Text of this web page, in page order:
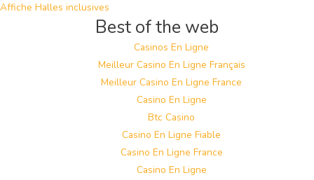
Affiche Halles inclusives
Best of the web
Casinos En Ligne
Meilleur Casino En Ligne Français
Meilleur Casino En Ligne France
Casino En Ligne
Btc Casino
Casino En Ligne Fiable
Casino En Ligne France
Casino En Ligne